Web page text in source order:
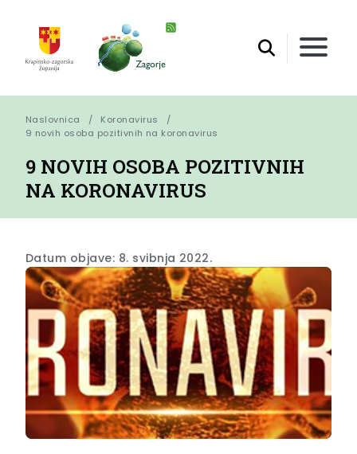
Naslovnica
Koronavirus
9 novih osoba pozitivnih na koronavirus
9 NOVIH OSOBA POZITIVNIH
NA KORONAVIRUS
Datum objave: 8. svibnja 2022.